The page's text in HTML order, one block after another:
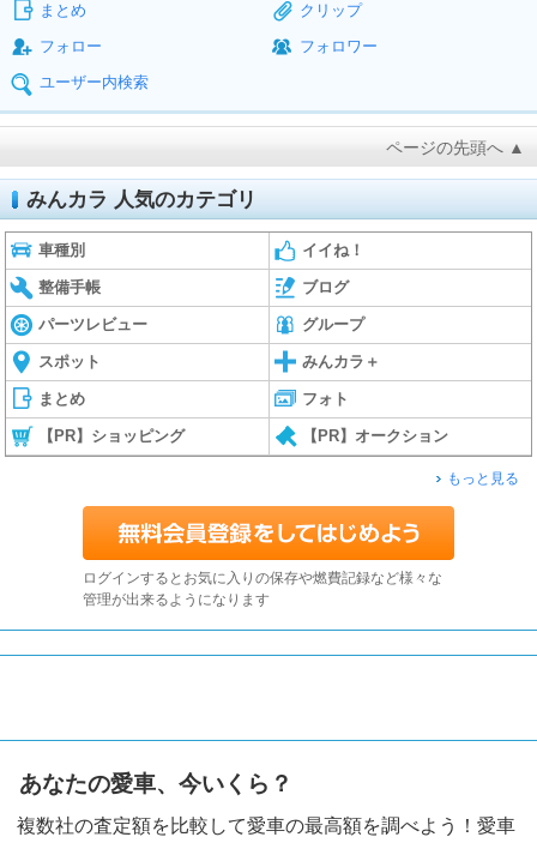
まとめ
クリップ
フォロー
フォロワー
ユーザー内検索
ページの先頭へ ▲
みんカラ 人気のカテゴリ
車種別 イイね！
整備手帳 ブログ
パーツレビュー グループ
スポット みんカラ＋
まとめ フォト
【PR】ショッピング 【PR】オークション
もっと見る
ログインするとお気に入りの保存や燃費記録など様々な
管理が出来るようになります
あなたの愛車、今いくら？
複数社の査定額を比較して愛車の最高額を調べよう！愛車